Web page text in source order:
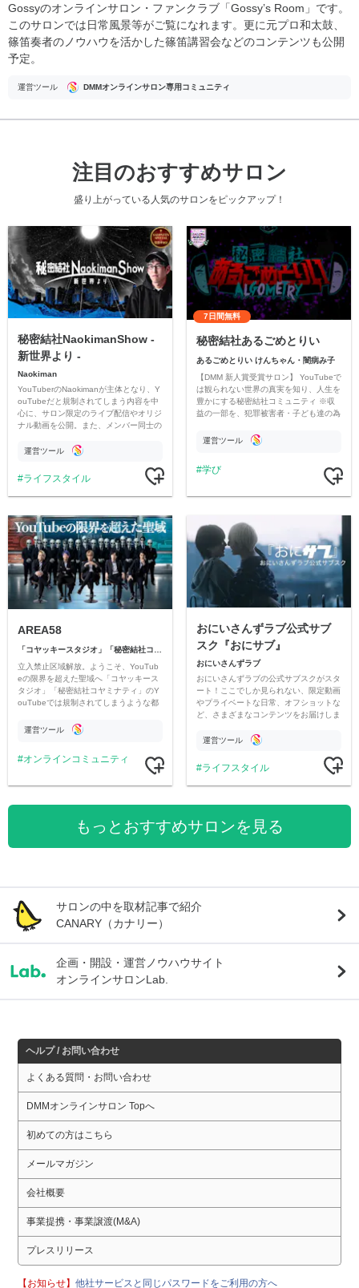
Gossyのオンラインサロン・ファンクラブ「Gossy’s Room」です。
このサロンでは日常風景等がご覧になれます。更に元プロ和太鼓、
篠笛奏者のノウハウを活かした篠笛講習会などのコンテンツも公開
予定。
運営ツール DMMオンラインサロン専用コミュニティ
注目のおすすめサロン
盛り上がっている人気のサロンをピックアップ！
秘密結社NaokimanShow -
新世界より -
Naokiman
YouTuberのNaokimanが主体となり、Y
ouTubeだと規制されてしまう内容を中
心に、サロン限定のライブ配信やオリジ
ナル動画を公開。また、メンバー同士の
ただいています。
運営ツール
ライフスタイル
7日間無料
秘密結社あるごめとりい
あるごめとりい けんちゃん・闇病み子
【DMM 新人賞受賞サロン】 YouTubeで
は観られない世界の真実を知り、人生を
豊かにする秘密結社コミュニティ ※収
益の一部を、犯罪被害者・子ども達の為
す運営ツール
学び
AREA58
立入禁止区域解放。ようこそ、YouTub
eの限界を超えた聖域へ「コヤッキース
タジオ」「秘密結社コヤミナティ」のY
ouTubeでは規制されてしまうような都
公開。
運営ツール
オンラインコミュニティ
おにいさんずラブ公式サブ
スク『おにサブ』
おにいさんずラブ
おにいさんずラブの公式サブスクがスタ
ート！ここでしか見られない、限定動画
やプライベートな日常、オフショットな
ど、さまざまなコンテンツをお届けしま
運営ツール
ライフスタイル
もっとおすすめサロンを見る
サロンの中を取材記事で紹介
CANARY（カナリー）
企画・開設・運営ノウハウサイト
オンラインサロンLab.
ヘルプ / お問い合わせ
よくある質問・お問い合わせ
DMMオンラインサロン Topへ
初めての方はこちら
メールマガジン
会社概要
事業提携・事業譲渡(M&A)
プレスリリース
【お知らせ】他社サービスと同じパスワードをご利用の方へ